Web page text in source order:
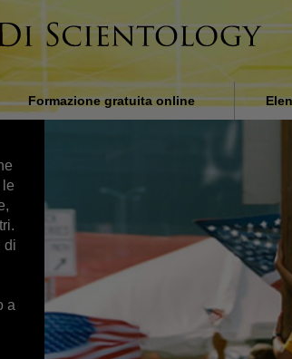
Formazione gratuita online
Una
Le
Le
di
a